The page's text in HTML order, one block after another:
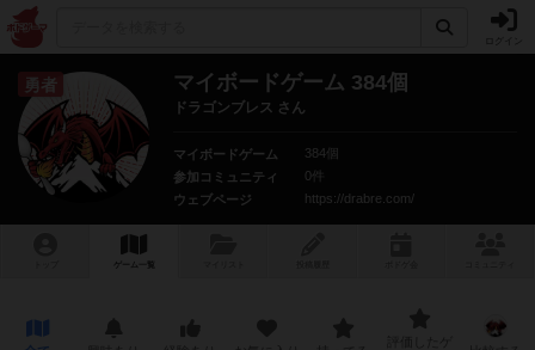
勇者 マイボードゲーム 384個
ドラゴンブレス さん
マイボードゲーム
384個
参加コミュニティ
0件
ウェブページ
https://drabre.com/
ゲーム一覧